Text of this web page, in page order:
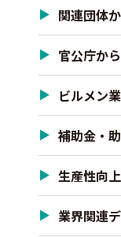
関連団体
官公庁か
ビルメン
補助金・
生産性向
業界関連